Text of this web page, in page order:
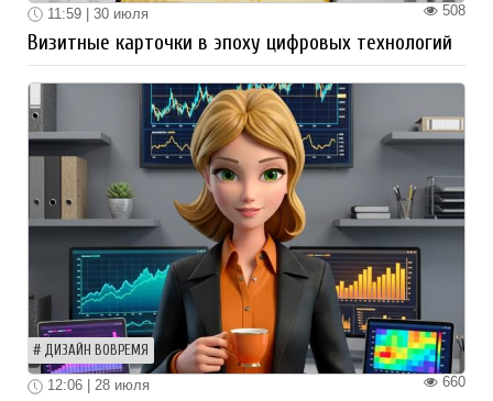
508
11:59 | 30 июля
Визитные карточки в эпоху цифровых технологий
ДИЗАЙН ВОВРЕМЯ
660
12:06 | 28 июля